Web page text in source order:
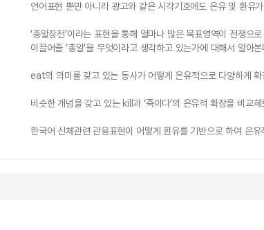
언어표현 뿐만 아니라 광고와 같은 시각기호에도 은유 및 환유
‘총알장전’이라는 표현을 통해 얼마나 많은 목표영역이 전쟁으
이끌어줄 ‘총알’을 무엇이라고 생각하고 있는가에 대해서 알아본
eat의 의미를 갖고 있는 동사가 어떻게 은유적으로 다양하게
비슷한 개념을 갖고 있는 kill과 ‘죽이다’의 은유적 확장을 비교
한국어 신체관련 관용표현이 어떻게 환유를 기반으로 하여 은